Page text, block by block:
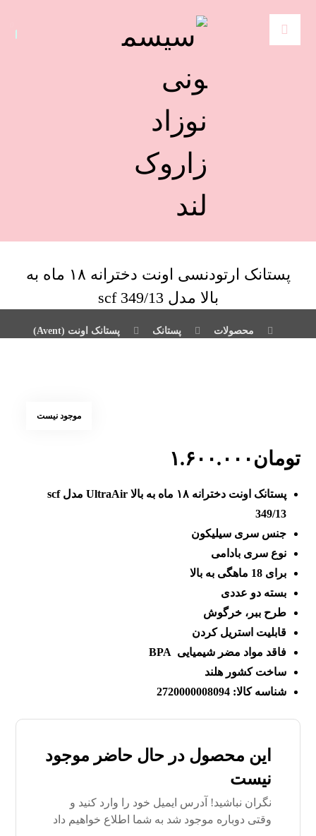
پستانک ارتودنسی اونت دخترانه ۱۸ ماه به
بالا مدل scf 349/13
محصولات پستانک پستانک اونت (Avent)
موجود نیست
تومان۱.۶۰۰.۰۰۰
پستانک اونت دخترانه ۱۸ ماه به بالا UltraAir مدل scf
349/13
جنس سری سیلیکون
نوع سری بادامی
برای 18 ماهگی به بالا
بسته دو عددی
طرح ببر، خرگوش
قابلیت استریل کردن
فاقد مواد مضر شیمیایی BPA
ساخت کشور هلند
شناسه کالا: 2720000008094
این محصول در حال حاضر موجود
نیست
نگران نباشید! آدرس ایمیل خود را وارد کنید و
وقتی دوباره موجود شد به شما اطلاع خواهیم داد